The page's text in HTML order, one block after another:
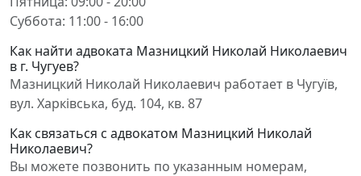
Суббота: 11:00 - 16:00
Как найти адвоката Мазницкий Николай Николаевич
в г. Чугуев?
Мазницкий Николай Николаевич работает в Чугуїв,
вул. Харківська, буд. 104, кв. 87
Как связаться с адвокатом Мазницкий Николай
Николаевич?
Вы можете позвонить по указанным номерам,